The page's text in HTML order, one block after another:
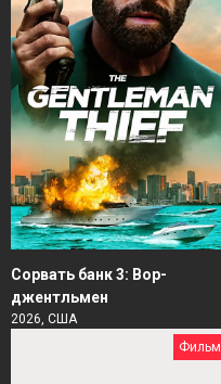
Сорвать банк 3: Вор-
джентльмен
2026, США
Фильм